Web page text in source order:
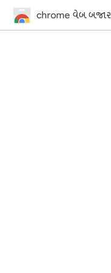
chrome વેબ બજાર